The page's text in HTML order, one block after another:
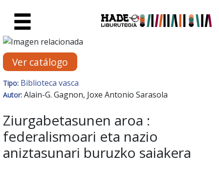
Ficha de Novedades -
Ver catálogo
Tipo: Biblioteca vasca
Autor: Alain-G. Gagnon, Joxe Antonio Sarasola
Ziurgabetasunen aroa :
federalismoari eta nazio
aniztasunari buruzko saiakera